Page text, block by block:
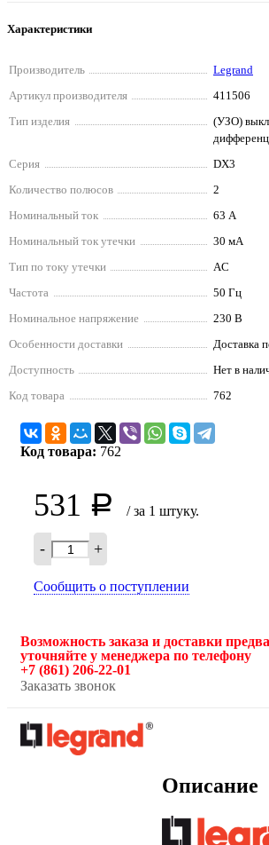
Характеристики
Производитель
Legrand
Артикул производителя
411506
Тип изделия
(УЗО)
Серия
DX3
Количество полюсов
2
Номинальный ток
63 А
Номинальный ток утечки
30 мА
Тип по току утечки
AC
Частота
50 Гц
Номинальное напряжение
230 В
Особенности доставки
Доставка
Доступность
Нет в
Код товара
762
Код товара: 762
531 Р / за 1 штуку.
- +
Сообщить о поступлении
Возможность заказа и доставки
уточняйте у менеджера по телефону
+7 (861) 206-22-01
Заказать звонок
Описание